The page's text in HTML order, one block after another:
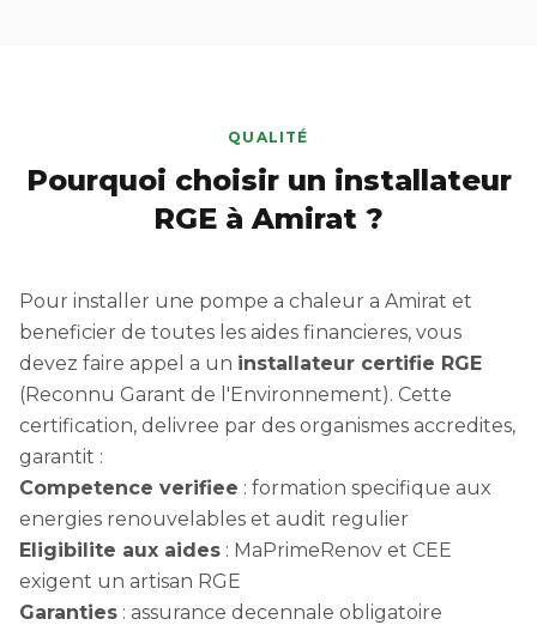
QUALITÉ
Pourquoi choisir un installateur
RGE à Amirat ?
Pour installer une pompe a chaleur a Amirat et
beneficier de toutes les aides financieres, vous
devez faire appel a un installateur certifie RGE
(Reconnu Garant de l'Environnement). Cette
certification, delivree par des organismes accredites,
garantit :
Competence verifiee : formation specifique aux
energies renouvelables et audit regulier
Eligibilite aux aides : MaPrimeRenov et CEE
exigent un artisan RGE
Garanties : assurance decennale obligatoire